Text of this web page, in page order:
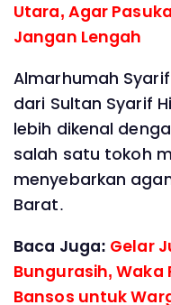
Utara, Agar
Jangan Lengah
Almarhumah
dari Sultan Syarif
lebih dikenal
salah satu tokoh
menyebarkan
Barat.
Baca Juga: Gelar
Bungurasih,
Bansos untuk